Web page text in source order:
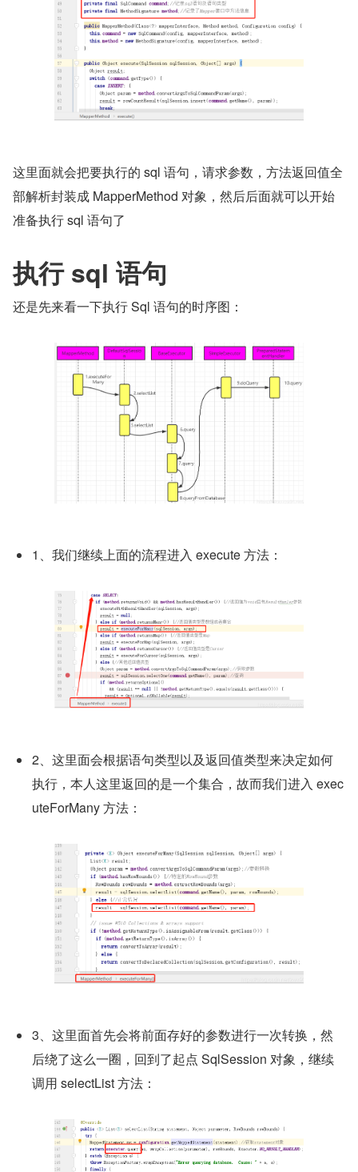
这里面就会把要执行的 sql 语句，请求参数，方法返回值全
部解析封装成 MapperMethod 对象，然后后面就可以开始
准备执行 sql 语句了
执行 sql 语句
还是先来看一下执行 Sql 语句的时序图：
1、我们继续上面的流程进入 execute 方法：
2、这里面会根据语句类型以及返回值类型来决定如何
执行，本人这里返回的是一个集合，故而我们进入 exec
uteForMany 方法：
3、这里面首先会将前面存好的参数进行一次转换，然
后绕了这么一圈，回到了起点 SqlSession 对象，继续
调用 selectList 方法：